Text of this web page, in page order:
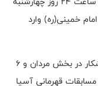
خمینی(ره) وارد
اعضای تیم ملی مچ اندازی ایران که با 7 ورزشکار در بخش مردان و 6
قهرمانی آسیا